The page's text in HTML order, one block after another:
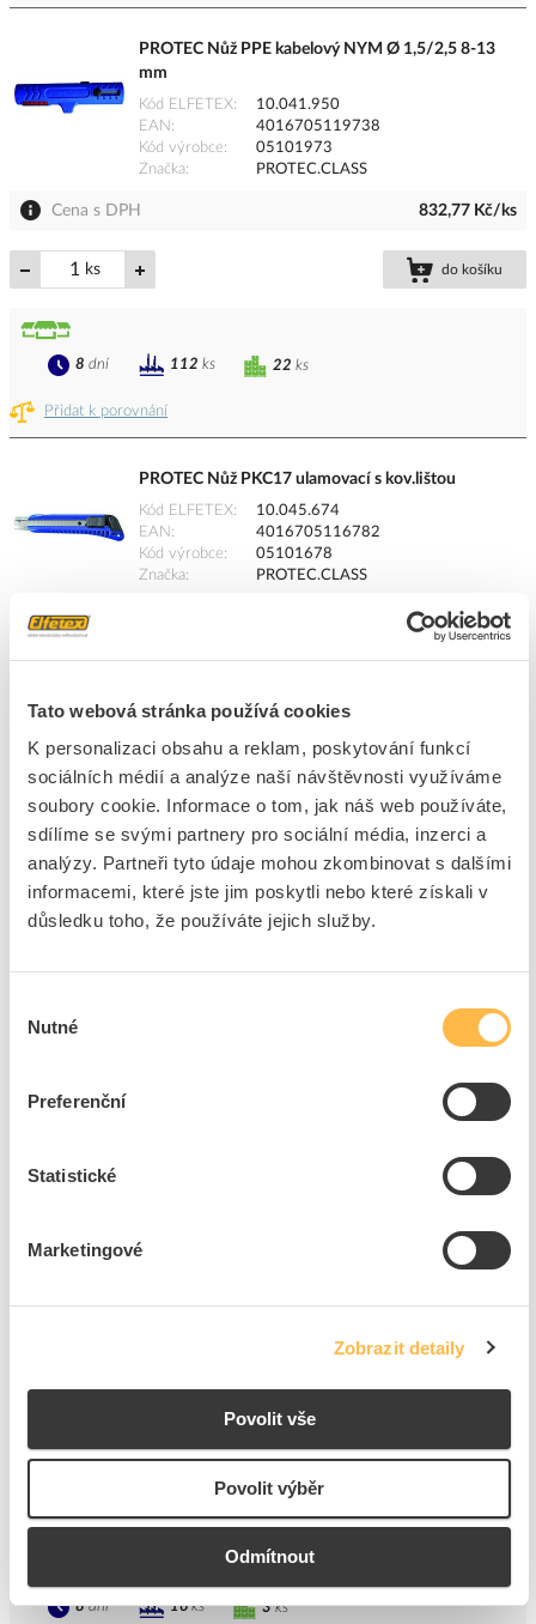
Tato webová stránka používá cookies
K personalizaci obsahu a reklam, poskytování funkcí
sociálních médií a analýze naší návštěvnosti využíváme
soubory cookie. Informace o tom, jak náš web používáte,
sdílíme se svými partnery pro sociální média, inzerci a
analýzy. Partneři tyto údaje mohou zkombinovat s dalšími
informacemi, které jste jim poskytli nebo které získali v
důsledku toho, že používáte jejich služby.
souhlasu
Nutné
Preferenční
Statistické
Marketingové
Zobrazit detaily
Povolit vše
Povolit výběr
Odmítnout
PROTEC Nůž PPE kabelový NYM Ø 1,5/2,5 8-13
mm
Kód ELFETEX
10.041.950
EAN
4016705119738
Kód výrobce
05101973
Značka
PROTEC.CLASS
Cena s DPH 832,77 Kč/ks
ks do košíku
Přidat k porovnání
22 ks
8 dní 112 ks
PROTEC Nůž PKC17 ulamovací s kov.lištou
Kód ELFETEX
10.045.674
EAN
4016705116782
Kód výrobce
05101678
Značka
PROTEC.CLASS
Cena s DPH 118,97 Kč/ks
Přidat k porovnání
6 ks
8 dní 53 ks
PROTEC Nůž PAKM ulamovací čepel 22mm
Kód ELFETEX
10.041.702
Cena s DPH 359,60 Kč/ks
do košíku
8dní
10.055.070
Kód výrobce
05101243
PROTEC.CLASS
Cena s DPH 78,54 Kč/ks
3 ks
8dní 16 ks